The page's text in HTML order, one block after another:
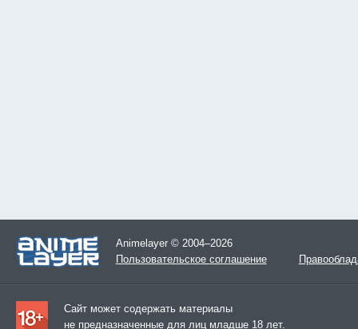
Animelayer © 2004–2026
Пользовательское соглашение
Сайт может содержать материалы
не предназначенные для лиц младше 18 лет.